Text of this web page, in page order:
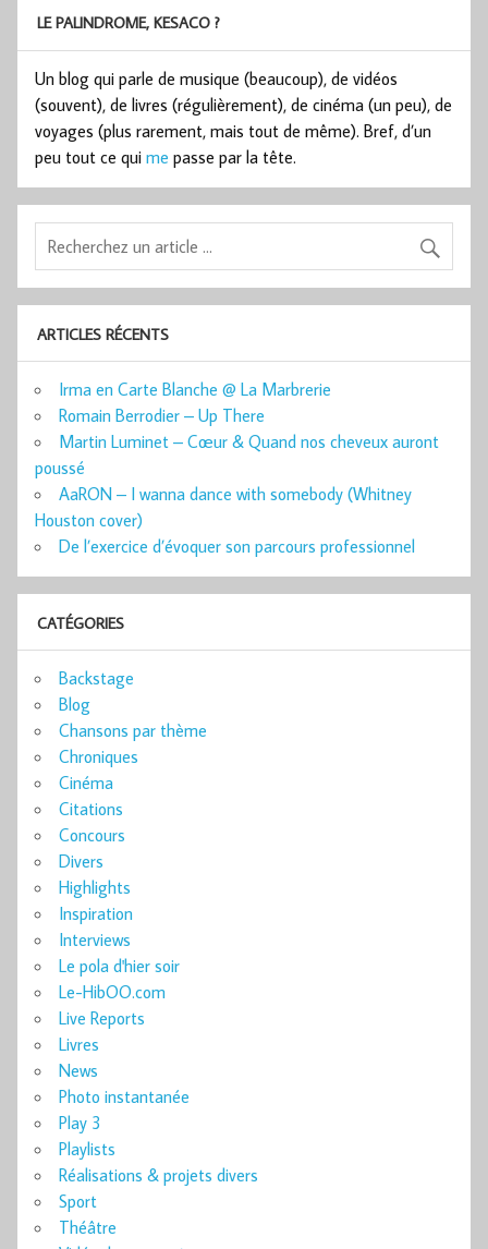
LE PALINDROME, KESACO ?
Un blog qui parle de musique (beaucoup), de vidéos
(souvent), de livres (régulièrement), de cinéma (un peu), de
voyages (plus rarement, mais tout de même). Bref, d’un
peu tout ce qui me passe par la tête.
ARTICLES RÉCENTS
Irma en Carte Blanche @ La Marbrerie
Romain Berrodier – Up There
Martin Luminet – Cœur & Quand nos cheveux auront
poussé
AaRON – I wanna dance with somebody (Whitney
Houston cover)
De l’exercice d’évoquer son parcours professionnel
CATÉGORIES
Backstage
Blog
Chansons par thème
Chroniques
Cinéma
Citations
Concours
Divers
Highlights
Inspiration
Interviews
Le pola d'hier soir
Le-HibOO.com
Live Reports
Livres
News
Photo instantanée
Play 3
Playlists
Réalisations & projets divers
Sport
Théâtre